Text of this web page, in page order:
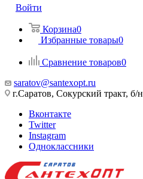
Войти
Корзина0
Избранные товары0
Сравнение товаров0
saratov@santexopt.ru
г.Саратов, Сокурский тракт, б/н
Вконтакте
Twitter
Instagram
Одноклассники